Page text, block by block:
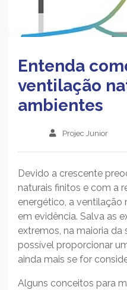
Entenda
ventilação
ambientes
Projec Junior
Devido a crescente
naturais finitos e com a
energético, a ventilação
em evidência. Salva as
extremos, na maioria da
possível proporcionar
ainda mais se for
Alguns conceitos para